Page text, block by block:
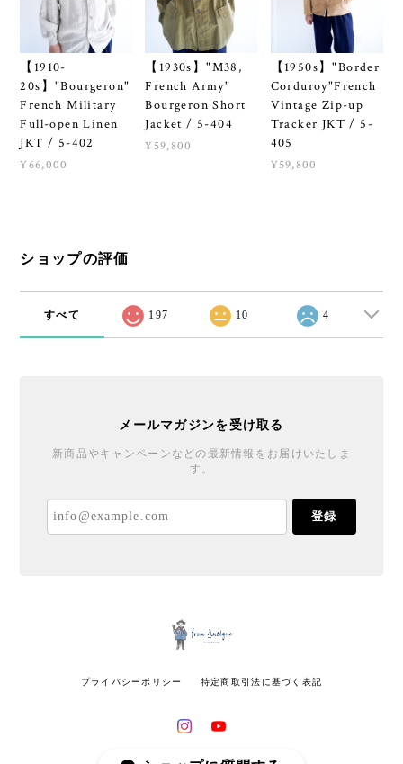
【1910-
20s】"Bourgeron"
French Military
Full-open Linen
JKT / 5-402
¥66,000
【1930s】"M38,
French Army"
Bourgeron Short
Jacket / 5-404
¥59,800
【1950s】"Border
Corduroy"French
Vintage Zip-up
Tracker JKT / 5-
405
¥59,800
ショップの評価
すべて 197 10 4
メールマガジンを受け取る
新商品やキャンペーンなどの最新情報をお届けいたしま
す。
登録
プライバシーポリシー 特定商取引法に基づく表記